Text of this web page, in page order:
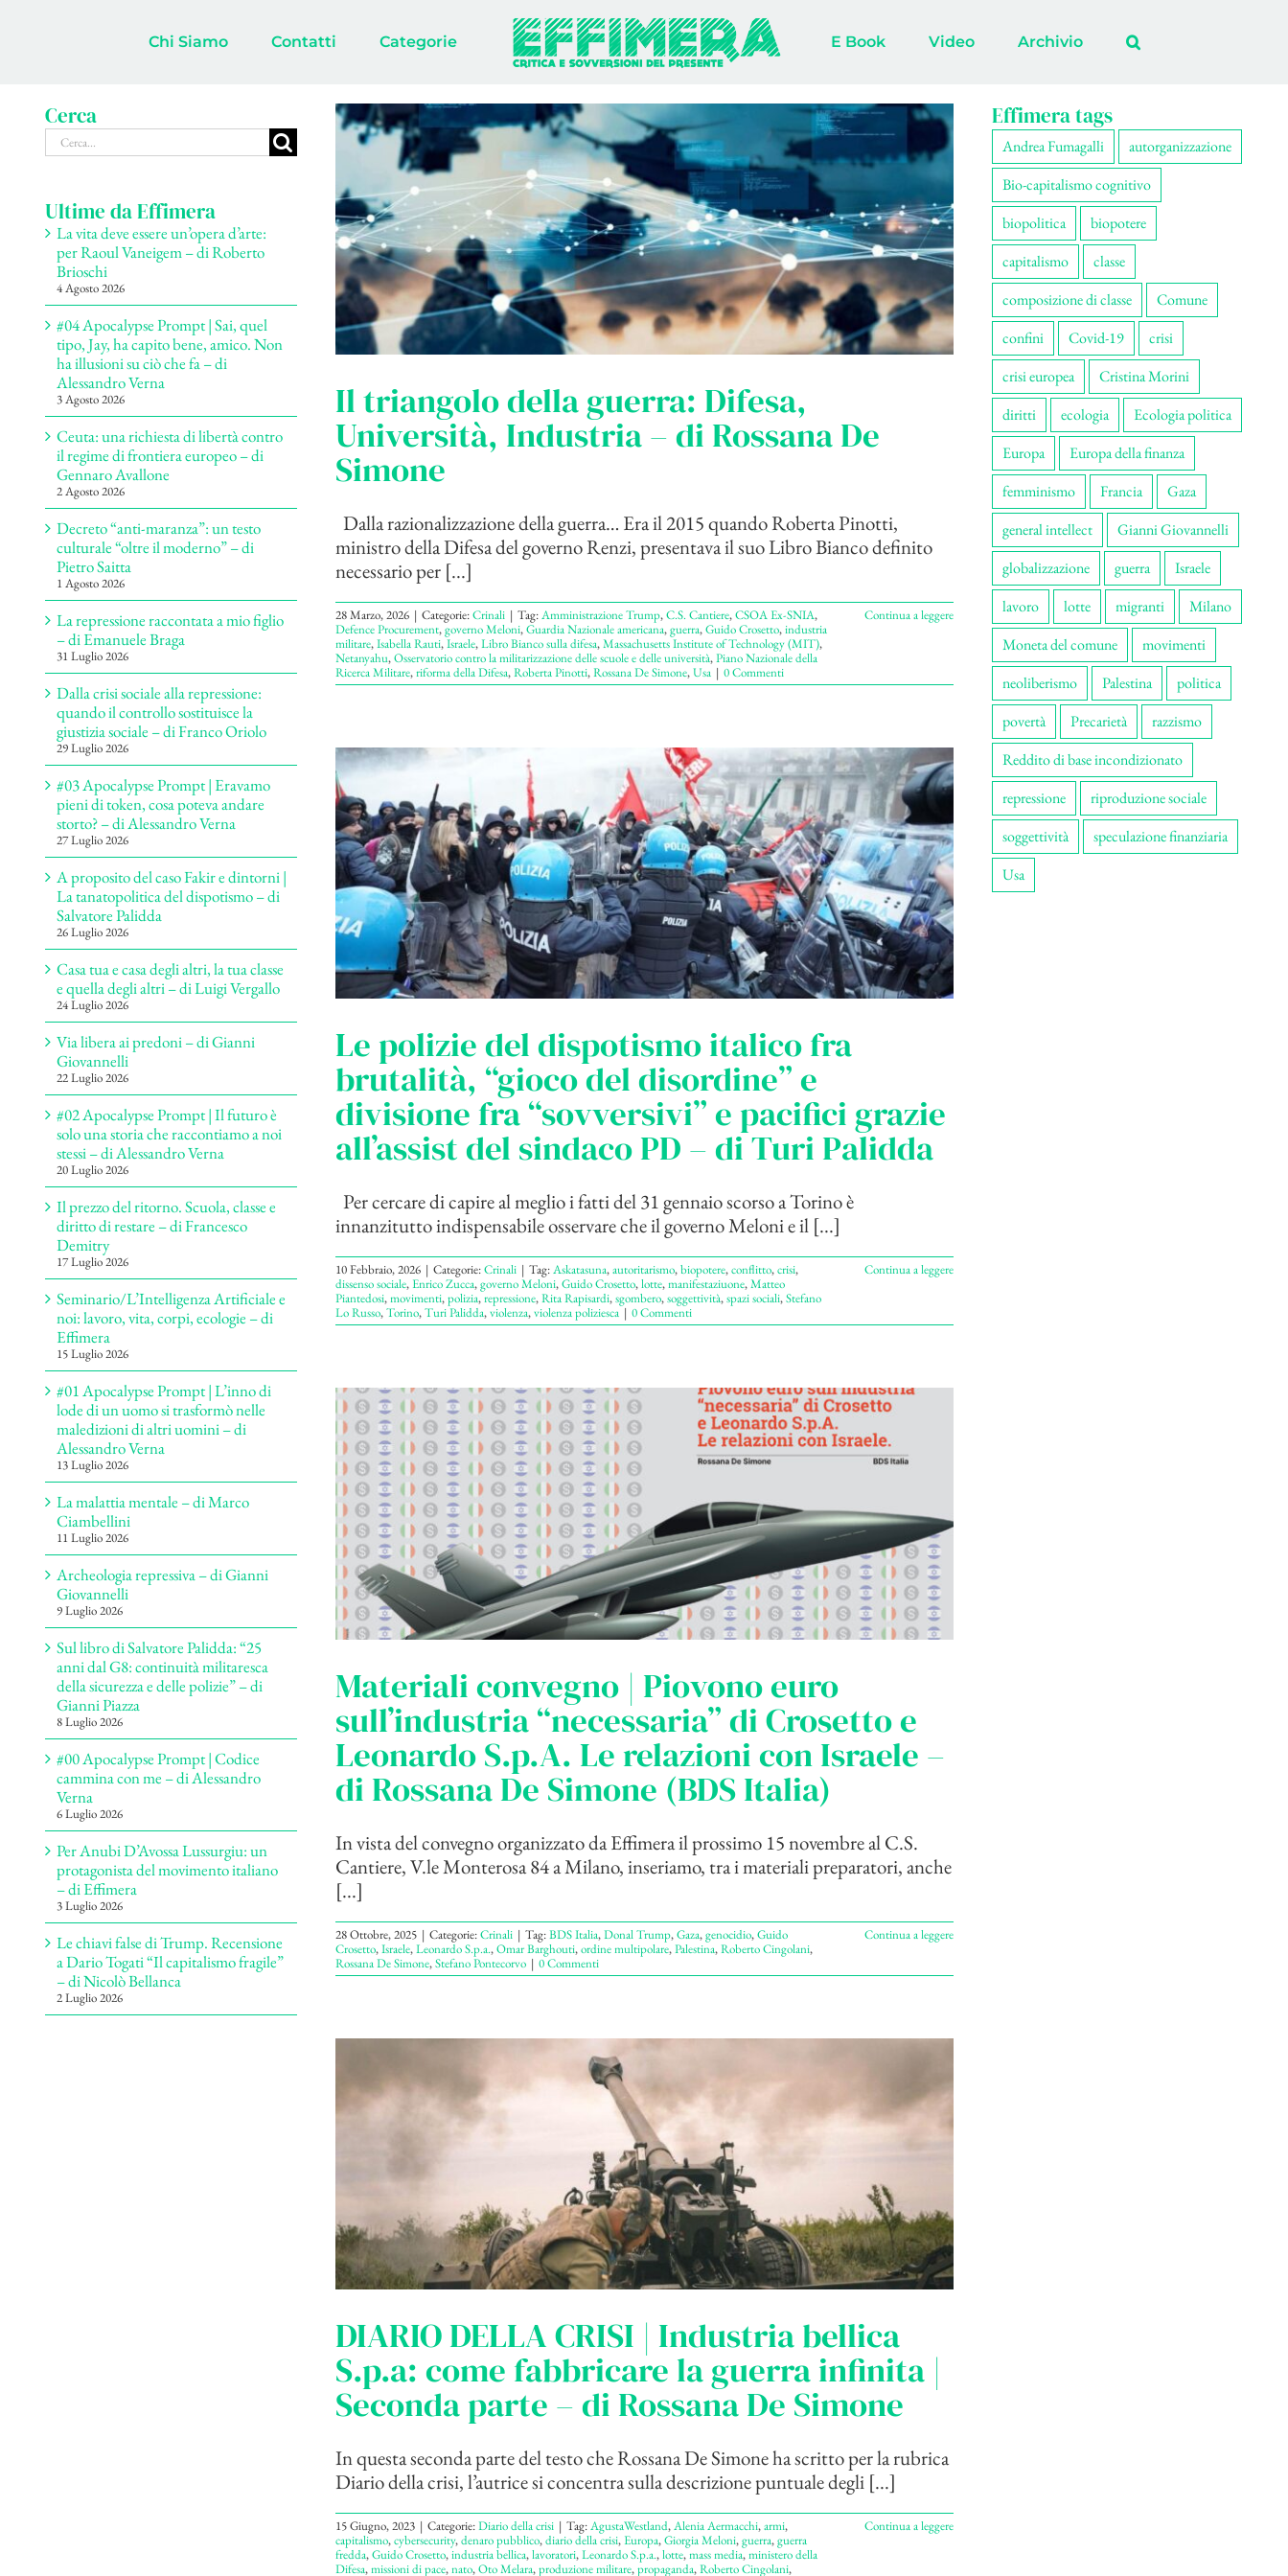
Chi Siamo Contatti Categorie E Book Video Archivio
Il triangolo della guerra: Difesa,
Università, Industria – di Rossana De
Simone
Dalla razionalizzazione della guerra… Era il 2015 quando Roberta Pinotti,
ministro della Difesa del governo Renzi, presentava il suo Libro Bianco definito
necessario per [...]
28 Marzo, 2026 | Categorie:Crinali | Tag:Amministrazione Trump,C.S. Cantiere,CSOA Ex-SNIA,
Defence Procurement,governo Meloni,Guardia Nazionale americana,guerra,Guido Crosetto,industria
militare,Isabella Rauti,Israele,Libro Bianco sulla difesa,Massachusetts Institute of Technology (MIT),
Netanyahu,Osservatorio contro la militarizzazione delle scuole e delle università,Piano Nazionale della
Ricerca Militare,riforma della Difesa,Roberta Pinotti,Rossana De Simone,Usa | 0 Commenti
Continua a leggere
Le polizie del dispotismo italico fra
brutalità, “gioco del disordine” e
divisione fra “sovversivi” e pacifici grazie
all’assist del sindaco PD – di Turi Palidda
Per cercare di capire al meglio i fatti del 31 gennaio scorso a Torino è
innanzitutto indispensabile osservare che il governo Meloni e il [...]
10 Febbraio, 2026 | Categorie:Crinali | Tag:Askatasuna,autoritarismo,biopotere,conflitto,crisi,
dissenso sociale,Enrico Zucca,governo Meloni,Guido Crosetto,lotte,manifestaziuone,Matteo
Piantedosi,movimenti,polizia,repressione,Rita Rapisardi,sgombero,soggettività,spazi sociali,Stefano
Lo Russo,Torino,Turi Palidda,violenza,violenza poliziesca | 0 Commenti
Continua a leggere
Materiali convegno | Piovono euro
sull’industria “necessaria” di Crosetto e
Leonardo S.p.A. Le relazioni con Israele –
di Rossana De Simone (BDS Italia)
In vista del convegno organizzato da Effimera il prossimo 15 novembre al C.S.
Cantiere, V.le Monterosa 84 a Milano, inseriamo, tra i materiali preparatori, anche
[...]
28 Ottobre, 2025 | Categorie:Crinali | Tag:BDS Italia,Donal Trump,Gaza,genocidio,Guido
Crosetto,Israele,Leonardo S.p.a.,Omar Barghouti,ordine multipolare,Palestina,Roberto Cingolani,
Rossana De Simone,Stefano Pontecorvo | 0 Commenti
Continua a leggere
DIARIO DELLA CRISI | Industria bellica
S.p.a: come fabbricare la guerra infinita |
Seconda parte – di Rossana De Simone
In questa seconda parte del testo che Rossana De Simone ha scritto per la rubrica
Diario della crisi, l’autrice si concentra sulla descrizione puntuale degli [...]
15 Giugno, 2023 | Categorie:Diario della crisi | Tag:AgustaWestland,Alenia Aermacchi,armi,
capitalismo,cybersecurity,denaro pubblico,diario della crisi,Europa,Giorgia Meloni,guerra,guerra
fredda,Guido Crosetto,industria bellica,lavoratori,Leonardo S.p.a.,lotte,mass media,ministero della
Difesa,missioni di pace,nato,Oto Melara,produzione militare,propaganda,Roberto Cingolani,
Continua a leggere
Cerca
Cerca
per:
Ultime da Effimera
La vita deve essere un’opera d’arte:
per Raoul Vaneigem – di Roberto
Brioschi
4 Agosto 2026
#04 Apocalypse Prompt | Sai, quel
tipo, Jay, ha capito bene, amico. Non
ha illusioni su ciò che fa – di
Alessandro Verna
3 Agosto 2026
Ceuta: una richiesta di libertà contro
il regime di frontiera europeo – di
Gennaro Avallone
2 Agosto 2026
Decreto “anti-maranza”: un testo
culturale “oltre il moderno” – di
Pietro Saitta
1 Agosto 2026
La repressione raccontata a mio figlio
– di Emanuele Braga
31 Luglio 2026
Dalla crisi sociale alla repressione:
quando il controllo sostituisce la
giustizia sociale – di Franco Oriolo
29 Luglio 2026
#03 Apocalypse Prompt | Eravamo
pieni di token, cosa poteva andare
storto? – di Alessandro Verna
27 Luglio 2026
A proposito del caso Fakir e dintorni |
La tanatopolitica del dispotismo – di
Salvatore Palidda
26 Luglio 2026
Casa tua e casa degli altri, la tua classe
e quella degli altri – di Luigi Vergallo
24 Luglio 2026
Via libera ai predoni – di Gianni
Giovannelli
22 Luglio 2026
#02 Apocalypse Prompt | Il futuro è
solo una storia che raccontiamo a noi
stessi – di Alessandro Verna
20 Luglio 2026
Il prezzo del ritorno. Scuola, classe e
diritto di restare – di Francesco
Demitry
17 Luglio 2026
Seminario/L’Intelligenza Artificiale e
noi: lavoro, vita, corpi, ecologie – di
Effimera
15 Luglio 2026
#01 Apocalypse Prompt | L’inno di
lode di un uomo si trasformò nelle
maledizioni di altri uomini – di
Alessandro Verna
13 Luglio 2026
La malattia mentale – di Marco
Ciambellini
11 Luglio 2026
Archeologia repressiva – di Gianni
Giovannelli
9 Luglio 2026
Sul libro di Salvatore Palidda: “25
anni dal G8: continuità militaresca
della sicurezza e delle polizie” – di
Gianni Piazza
8 Luglio 2026
#00 Apocalypse Prompt | Codice
cammina con me – di Alessandro
Verna
6 Luglio 2026
Per Anubi D’Avossa Lussurgiu: un
protagonista del movimento italiano
– di Effimera
3 Luglio 2026
Le chiavi false di Trump. Recensione
a Dario Togati “Il capitalismo fragile”
– di Nicolò Bellanca
2 Luglio 2026
Effimera tags
Andrea Fumagalli
autorganizzazione
Bio-capitalismo cognitivo
biopolitica
biopotere
capitalismo
classe
composizione di classe
Comune
confini
Covid-19
crisi
crisi europea
Cristina Morini
diritti
ecologia
Ecologia politica
Europa
Europa della finanza
femminismo
Francia
Gaza
general intellect
Gianni Giovannelli
globalizzazione
guerra
Israele
lavoro
lotte migranti
Milano
Moneta del comune
movimenti
neoliberismo
Palestina
politica
povertà
Precarietà
razzismo
Reddito di base incondizionato
repressione
riproduzione sociale
soggettività
speculazione finanziaria
Usa